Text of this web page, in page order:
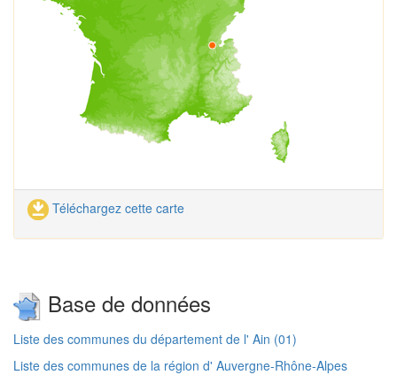
Téléchargez cette carte
Base de données
Liste des communes du département de l' Ain (01)
Liste des communes de la région d' Auvergne-Rhône-Alpes